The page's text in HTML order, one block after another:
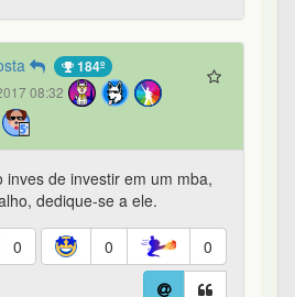
184º
08:32
inves de investir em um mba,
dedique-se a ele.
0 0 0